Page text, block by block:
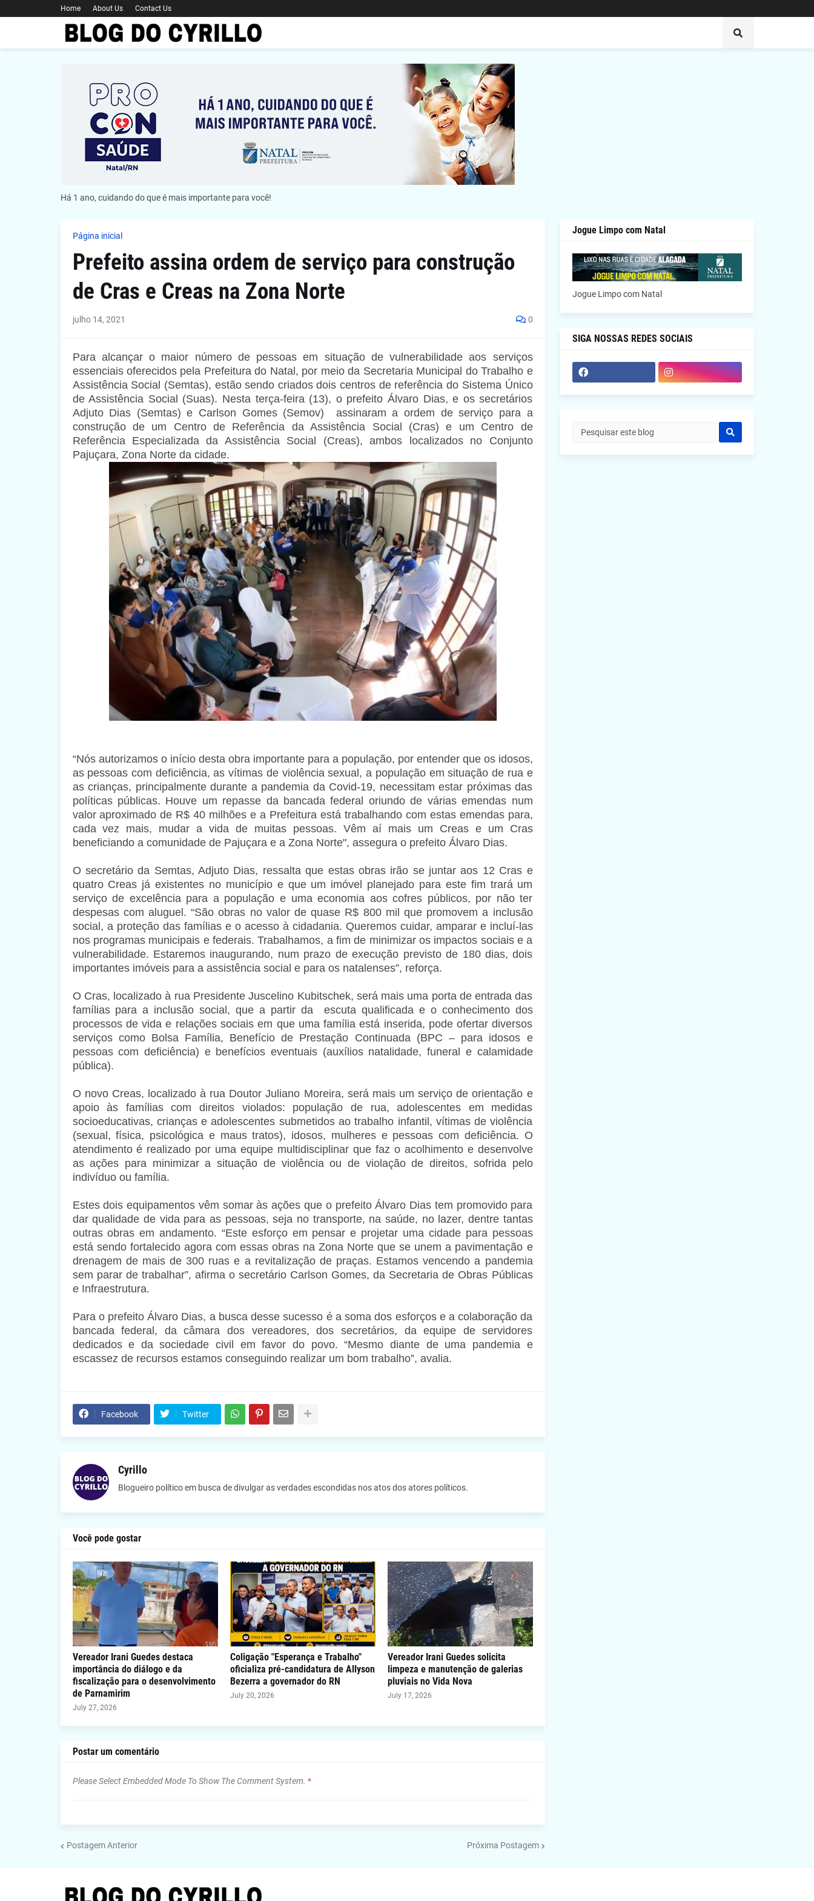
Home About Us Contact Us
Há 1 ano, cuidando do que é mais importante para você!
Página inicial
Prefeito assina ordem de serviço para construção
de Cras e Creas na Zona Norte
julho 14, 2021 0
Para alcançar o maior número de pessoas em situação de vulnerabilidade aos serviços
essenciais oferecidos pela Prefeitura do Natal, por meio da Secretaria Municipal do Trabalho e
Assistência Social (Semtas), estão sendo criados dois centros de referência do Sistema Único
de Assistência Social (Suas). Nesta terça-feira (13), o prefeito Álvaro Dias, e os secretários
Adjuto Dias (Semtas) e Carlson Gomes (Semov) assinaram a ordem de serviço para a
construção de um Centro de Referência da Assistência Social (Cras) e um Centro de
Referência Especializada da Assistência Social (Creas), ambos localizados no Conjunto
Pajuçara, Zona Norte da cidade.
“Nós autorizamos o início desta obra importante para a população, por entender que os idosos,
as pessoas com deficiência, as vítimas de violência sexual, a população em situação de rua e
as crianças, principalmente durante a pandemia da Covid-19, necessitam estar próximas das
políticas públicas. Houve um repasse da bancada federal oriundo de várias emendas num
valor aproximado de R$ 40 milhões e a Prefeitura está trabalhando com estas emendas para,
cada vez mais, mudar a vida de muitas pessoas. Vêm aí mais um Creas e um Cras
beneficiando a comunidade de Pajuçara e a Zona Norte", assegura o prefeito Álvaro Dias.
O secretário da Semtas, Adjuto Dias, ressalta que estas obras irão se juntar aos 12 Cras e
quatro Creas já existentes no município e que um imóvel planejado para este fim trará um
serviço de excelência para a população e uma economia aos cofres públicos, por não ter
despesas com aluguel. “São obras no valor de quase R$ 800 mil que promovem a inclusão
social, a proteção das famílias e o acesso à cidadania. Queremos cuidar, amparar e incluí-las
nos programas municipais e federais. Trabalhamos, a fim de minimizar os impactos sociais e a
vulnerabilidade. Estaremos inaugurando, num prazo de execução previsto de 180 dias, dois
importantes imóveis para a assistência social e para os natalenses”, reforça.
O Cras, localizado à rua Presidente Juscelino Kubitschek, será mais uma porta de entrada das
famílias para a inclusão social, que a partir da escuta qualificada e o conhecimento dos
processos de vida e relações sociais em que uma família está inserida, pode ofertar diversos
serviços como Bolsa Família, Benefício de Prestação Continuada (BPC – para idosos e
pessoas com deficiência) e benefícios eventuais (auxílios natalidade, funeral e calamidade
pública).
O novo Creas, localizado à rua Doutor Juliano Moreira, será mais um serviço de orientação e
apoio às famílias com direitos violados: população de rua, adolescentes em medidas
socioeducativas, crianças e adolescentes submetidos ao trabalho infantil, vítimas de violência
(sexual, física, psicológica e maus tratos), idosos, mulheres e pessoas com deficiência. O
atendimento é realizado por uma equipe multidisciplinar que faz o acolhimento e desenvolve
as ações para minimizar a situação de violência ou de violação de direitos, sofrida pelo
indivíduo ou família.
Estes dois equipamentos vêm somar às ações que o prefeito Álvaro Dias tem promovido para
dar qualidade de vida para as pessoas, seja no transporte, na saúde, no lazer, dentre tantas
outras obras em andamento. “Este esforço em pensar e projetar uma cidade para pessoas
está sendo fortalecido agora com essas obras na Zona Norte que se unem a pavimentação e
drenagem de mais de 300 ruas e a revitalização de praças. Estamos vencendo a pandemia
sem parar de trabalhar”, afirma o secretário Carlson Gomes, da Secretaria de Obras Públicas
e Infraestrutura.
Para o prefeito Álvaro Dias, a busca desse sucesso é a soma dos esforços e a colaboração da
bancada federal, da câmara dos vereadores, dos secretários, da equipe de servidores
dedicados e da sociedade civil em favor do povo. “Mesmo diante de uma pandemia e
escassez de recursos estamos conseguindo realizar um bom trabalho”, avalia.
Facebook Twitter
Cyrillo
Blogueiro político em busca de divulgar as verdades escondidas nos atos dos atores políticos.
Você pode gostar
Vereador Irani Guedes destaca
importância do diálogo e da
fiscalização para o desenvolvimento
de Parnamirim
July 27, 2026
Coligação "Esperança e Trabalho"
oficializa pré-candidatura de Allyson
Bezerra a governador do RN
July 20, 2026
Vereador Irani Guedes solicita
limpeza e manutenção de galerias
pluviais no Vida Nova
July 17, 2026
Postar um comentário
Please Select Embedded Mode To Show The Comment System. *
Postagem Anterior Próxima Postagem
Jogue Limpo com Natal
Jogue Limpo com Natal
SIGA NOSSAS REDES SOCIAIS